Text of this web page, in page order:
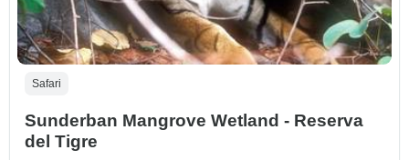
Safari
Sunderban Mangrove Wetland - Reserva
del Tigre